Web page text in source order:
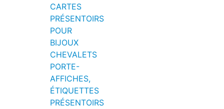
CARTES
PRÉSENTOIRS
POUR
BIJOUX
CHEVALETS
PORTE-
AFFICHES,
ÉTIQUETTES
PRÉSENTOIRS